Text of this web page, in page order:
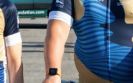
Contacto
Preferencias De Cookies
Registered Office
Test Valuation Form